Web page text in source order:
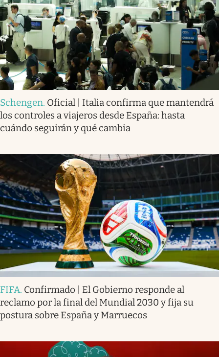
Schengen. Oficial | Italia confirma que mantendrá
los controles a viajeros desde España: hasta
cuándo seguirán y qué cambia
FIFA. Confirmado | El Gobierno responde al
reclamo por la final del Mundial 2030 y fija su
postura sobre España y Marruecos